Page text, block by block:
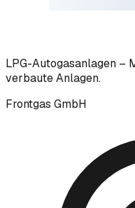
LPG-Autogasanlagen –
verbaute Anlagen.
Frontgas GmbH